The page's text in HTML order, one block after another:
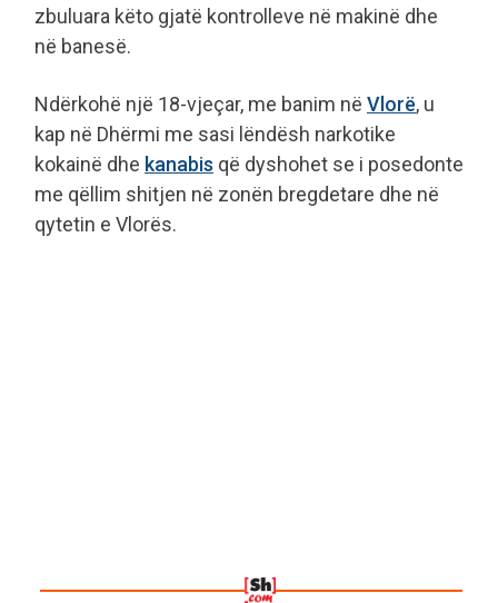
zbuluara këto gjatë kontrolleve në makinë dhe
në banesë.
Ndërkohë një 18-vjeçar, me banim në Vlorë, u
kap në Dhërmi me sasi lëndësh narkotike
kokainë dhe kanabis që dyshohet se i posedonte
me qëllim shitjen në zonën bregdetare dhe në
qytetin e Vlorës.